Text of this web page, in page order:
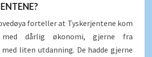
forteller at Tyskerjentene kom
dårlig økonomi, gjerne fra
med liten utdanning. De hadde gjerne